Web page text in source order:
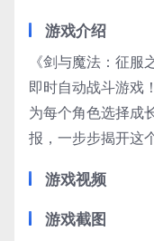
游戏介绍
《剑与魔法：征
即时自动战斗游戏
为每个角色选择成
报，一步步揭开这
游戏视频
游戏截图